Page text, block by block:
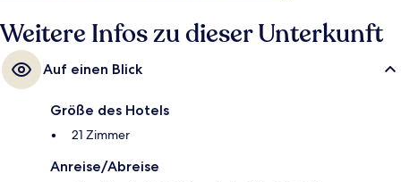
Weitere Infos zu dieser Unterkunft
Auf einen Blick
Größe des Hotels
21 Zimmer
Anreise/Abreise